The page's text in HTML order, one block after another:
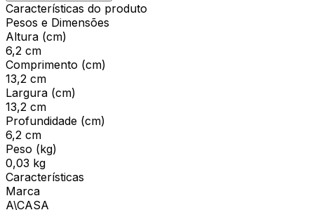
Características do produto
Pesos e Dimensões
Altura (cm)
6,2 cm
Comprimento (cm)
13,2 cm
Largura (cm)
13,2 cm
Profundidade (cm)
6,2 cm
Peso (kg)
0,03 kg
Características
Marca
A\CASA